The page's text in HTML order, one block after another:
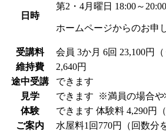
日時
第2・4月曜日 18:00～20:00
ホームページからのお申
受講料 会員 3か月 6回 23,100円
維持費
2,640円
途中受講
できます
見学
できます
※満員の場合や
体験
できます 体験料 4,290円
ご案内
水屋料1回770円（回数分